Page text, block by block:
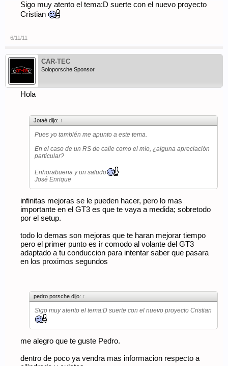
Sigo muy atento el tema:D suerte con el nuevo proyecto
Cristian
6/11/11
CAR-TEC
Soloporsche Sponsor
Hola
Jotaé dijo: ↑
Pues yo también me apunto a este tema.
En el caso de un RS de calle como el mío, ¿alguna apreciación
particular?
Enhorabuena y un saludo
José Enrique
infinitas mejoras se le pueden hacer, pero lo mas
importante en el GT3 es que te vaya a medida; sobretodo
por el setup.
todo lo demas son mejoras que te haran mejorar tiempo
pero el primer punto es ir comodo al volante del GT3
adaptado a tu conduccion para intentar saber que pasara
en los proximos segundos
pedro porsche dijo: ↑
Sigo muy atento el tema:D suerte con el nuevo proyecto Cristian
me alegro que te guste Pedro.
dentro de poco ya vendra mas informacion respecto a